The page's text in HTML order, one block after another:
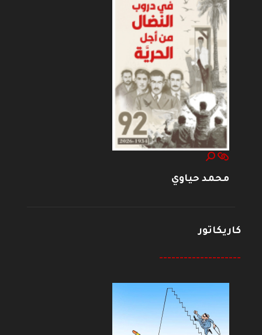
محمد حياوي
كاريكاتور
--------------------